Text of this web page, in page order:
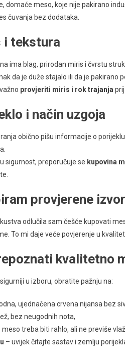
domaće meso, koje nije pakirano
čuvanja bez dodataka.
i tekstura
ima blag, prirodan miris i čvrstu
da je duže stajalo ili da je pakirano
provjeriti miris i rok trajanja
i način uzgoja
obično pišu informacije o
sigurnost, preporučuje se kupovina
provjerene
odlučila sam češće kupovati
To mi daje veće povjerenje u
kvalitetno
u izboru, obratite pažnju na:
ujednačena crvena nijansa bez
bez neugodnih nota,
meso treba biti rahlo, ali ne previše
– uvijek čitajte sastav i zemlju